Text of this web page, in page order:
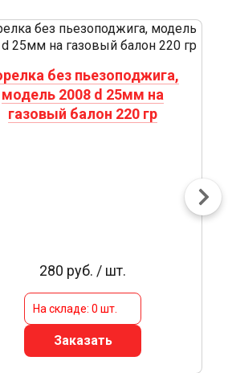
без пьезоподжига,
модель 2008 d 25мм на
газовый балон 220 гр
280 руб. / шт.
На складе: 0 шт.
Заказать